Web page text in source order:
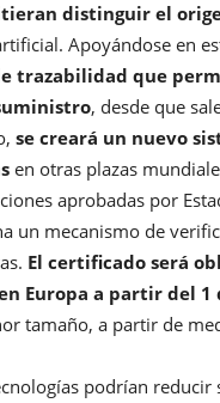
distinguir el
Apoyándose en
trazabilidad que
, desde que
se creará un nuevo
en otras plazas
aprobadas por
un mecanismo de
El certificado será
Europa a partir del
tamaño, a partir de
podrían